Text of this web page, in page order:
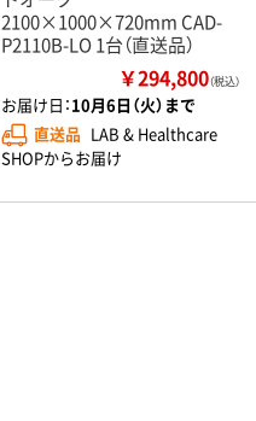
2100×1000×720mm CAD-
P2110B-LO 1台（直送品）
￥294,800（税込）
お届け日：10月6日（火）まで
直送品 LAB & Healthcare
SHOPからお届け